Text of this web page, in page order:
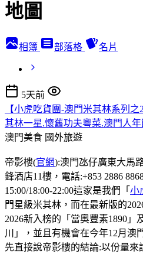
地圖
相簿 部落格 名片
5天前
【小虎吃貨團-澳門米其林系列
其林一星.懷舊功夫粵菜.澳門人
澳門美食 國外旅遊
帝影樓(官網):澳門氹仔廣東大馬
鋒酒店11樓，電話:+853 2886
15:00/18:00-22:00這家是我們「 小
門星級米其林，而在最新版的
2026新入榜的「當奧豐素1890」
川」，並且有機會在今年12月澳
先直接說帝影樓的結論:以份量來